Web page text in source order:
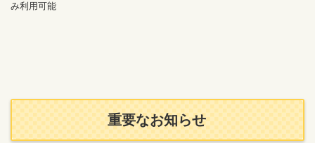
み利用可能
重要なお知らせ